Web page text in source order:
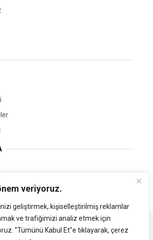
veriyoruz.
geliştirmek, kişiselleştirilmiş reklamlar
ve trafiğimizi analiz etmek için
"Tümünü Kabul Et"e tıklayarak, çerez
OL
| Kamubilgi.com | 2026